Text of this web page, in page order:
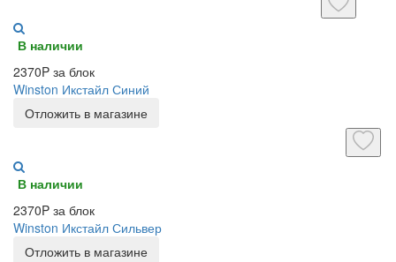
В наличии
2370P за блок
Winston Икстайл Синий
Отложить в магазине
В наличии
2370P за блок
Winston Икстайл Сильвер
Отложить в магазине